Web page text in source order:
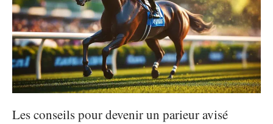
Les conseils pour devenir un parieur avisé